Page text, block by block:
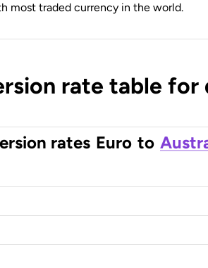
most traded currency in the world.
rate table
rates Euro to